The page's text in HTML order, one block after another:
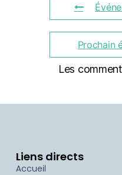
Prochain
Les
Liens directs
Accueil